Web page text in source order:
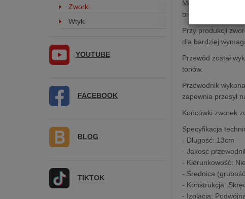
Melodika
bi-wire!
Przy produkcji
dla bardziej
Przewód został
tonów.
Przewodnik
zapewnia przesył
Końcówki zworek
Specyfikacja
- Długość: 13cm
- Jakość
- Kierunkowość: Nie
- Średnica
- Konstrukcja:
- Izolacja:
Zworki
Wtyki
YOUTUBE
FACEBOOK
BLOG
TIKTOK